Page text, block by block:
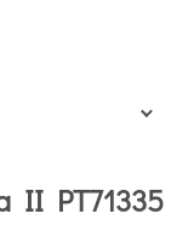
II PT71335